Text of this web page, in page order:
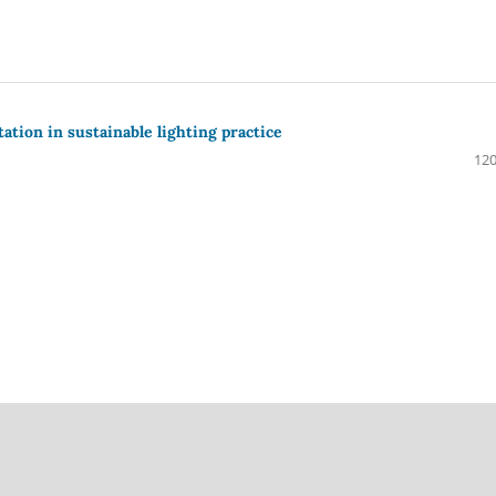
in sustainable lighting practice